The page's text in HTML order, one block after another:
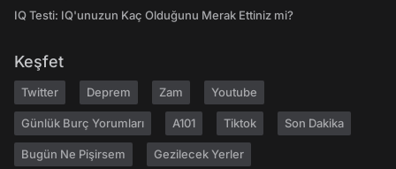
IQ Testi: IQ'unuzun Kaç Olduğunu Merak Ettiniz mi?
Keşfet
Twitter Deprem Zam Youtube
Günlük Burç Yorumları A101 Tiktok Son Dakika
Bugün Ne Pişirsem Gezilecek Yerler